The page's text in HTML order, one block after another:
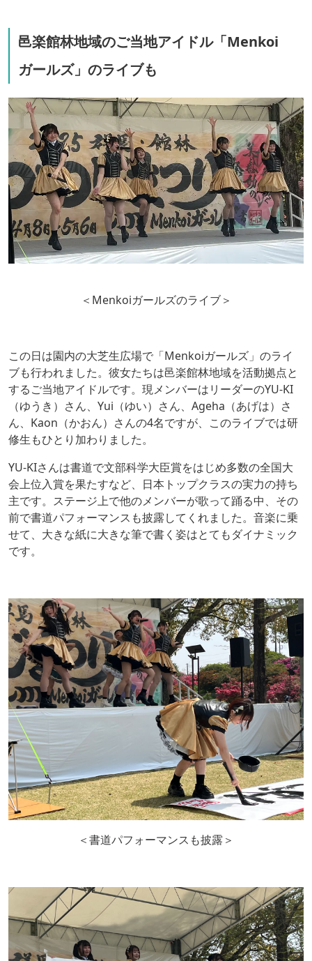
邑楽館林地域のご当地アイドル「Menkoi
ガールズ」のライブも
＜Menkoiガールズのライブ＞
この日は園内の大芝生広場で「Menkoiガールズ」のライ
ブも行われました。彼女たちは邑楽館林地域を活動拠点と
するご当地アイドルです。現メンバーはリーダーのYU-KI
（ゆうき）さん、Yui（ゆい）さん、Ageha（あげは）さ
ん、Kaon（かおん）さんの4名ですが、このライブでは研
修生もひとり加わりました。
YU-KIさんは書道で文部科学大臣賞をはじめ多数の全国大
会上位入賞を果たすなど、日本トップクラスの実力の持ち
主です。ステージ上で他のメンバーが歌って踊る中、その
前で書道パフォーマンスも披露してくれました。音楽に乗
せて、大きな紙に大きな筆で書く姿はとてもダイナミック
です。
＜書道パフォーマンスも披露＞